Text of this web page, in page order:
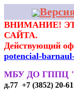
ВНИМАНИЕ!
САЙТА.
Действующий
potencial-
МБУ ДО ГППЦ
д.77 +7 (3852) 20-